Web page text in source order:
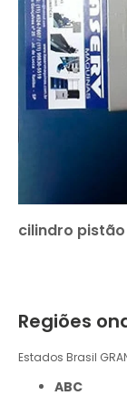
cilindro
Regiões
Estados Brasil
ABC